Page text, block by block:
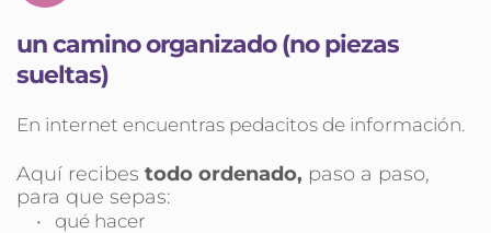
un camino organizado (no piezas
sueltas)
En internet encuentras pedacitos de información.
Aquí recibes todo ordenado, paso a paso,
para que sepas:
qué hacer